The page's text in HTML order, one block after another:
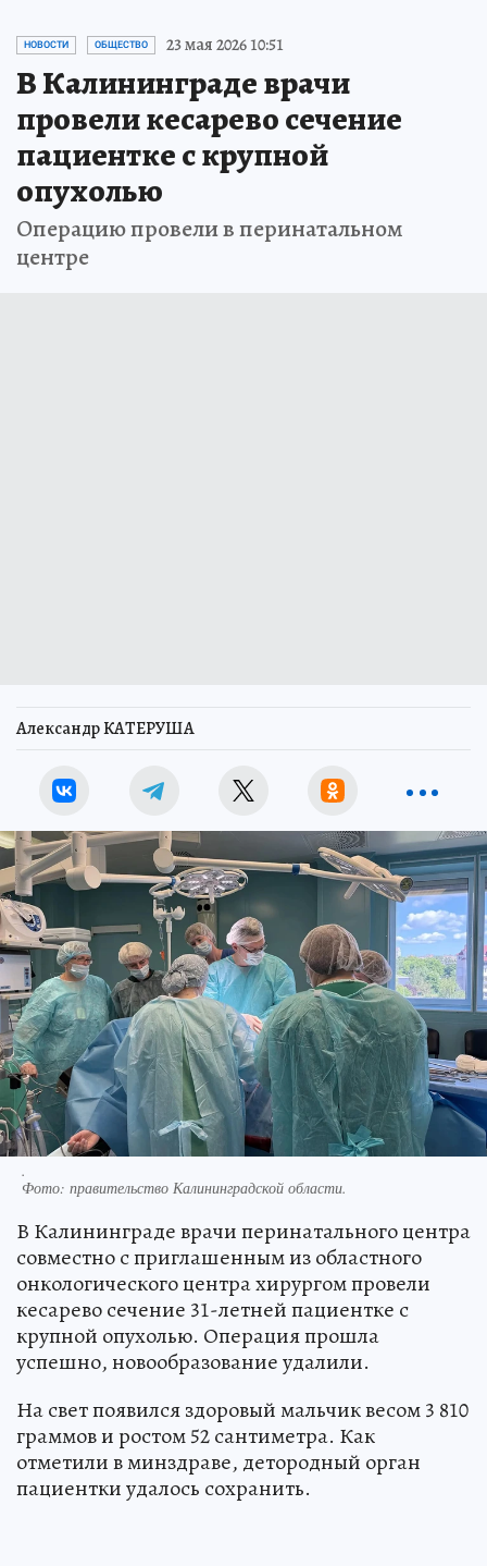
НОВОСТИ ОБЩЕСТВО 23 мая 2026 10:51
В Калининграде врачи
провели кесарево сечение
пациентке с крупной
опухолью
Операцию провели в перинатальном
центре
Александр КАТЕРУША
.
Фото: правительство Калининградской области.
В Калининграде врачи перинатального центра
совместно с приглашенным из областного
онкологического центра хирургом провели
кесарево сечение 31-летней пациентке с
крупной опухолью. Операция прошла
успешно, новообразование удалили.
На свет появился здоровый мальчик весом 3 810
граммов и ростом 52 сантиметра. Как
отметили в минздраве, детородный орган
пациентки удалось сохранить.